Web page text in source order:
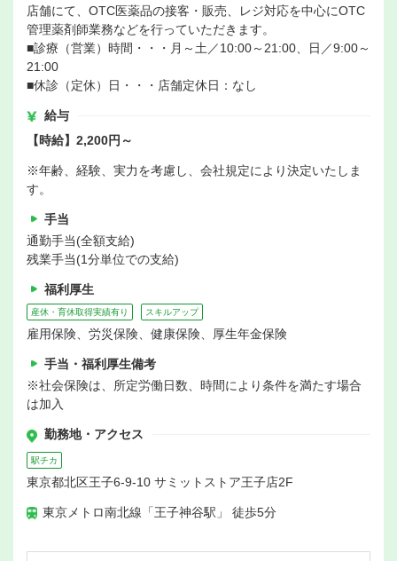
店舗にて、OTC医薬品の接客・販売、レジ対応を中心にOTC
管理薬剤師業務などを行っていただきます。
■診療（営業）時間・・・月～土／10:00～21:00、日／9:00～
21:00
■休診（定休）日・・・店舗定休日：なし
給与
【時給】2,200円～
※年齢、経験、実力を考慮し、会社規定により決定いたしま
す。
手当
通勤手当(全額支給)
残業手当(1分単位での支給)
福利厚生
産休・育休取得実績有り スキルアップ
雇用保険、労災保険、健康保険、厚生年金保険
手当・福利厚生備考
※社会保険は、所定労働日数、時間により条件を満たす場合
は加入
勤務地・アクセス
駅チカ
東京都北区王子6-9-10 サミットストア王子店2F
東京メトロ南北線「王子神谷駅」 徒歩5分